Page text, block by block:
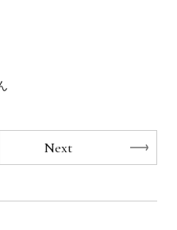
、約束手形に追いかけら
じて、自身の経営者とし
うち数社が年商100億円
業を創業。
Esthe Pro Labo（エステプ
げ、メーカー事業に進出。
えるエステティックサロン
い。「インナービューティ
Next